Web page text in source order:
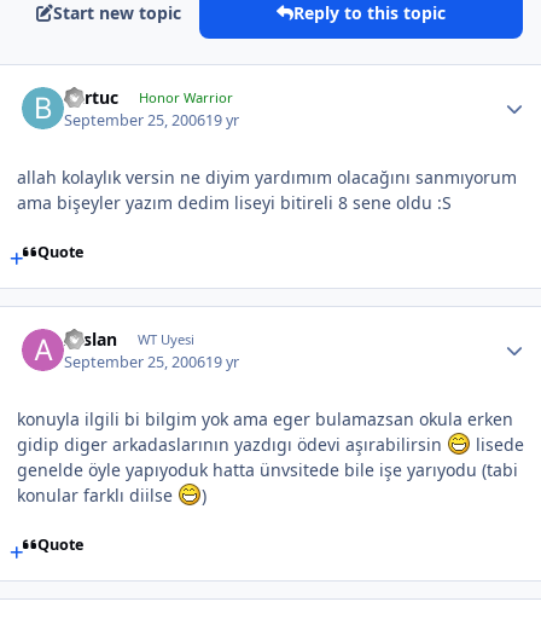
Start new topic Reply to this topic
Bartuc Honor Warrior
September 25, 200619 yr
allah kolaylık versin ne diyim yardımım olacağını sanmıyorum
ama bişeyler yazım dedim liseyi bitireli 8 sene oldu :S
Quote
Arslan WT Uyesi
September 25, 200619 yr
konuyla ilgili bi bilgim yok ama eger bulamazsan okula erken
gidip diger arkadaslarının yazdıgı ödevi aşırabilirsin
lisede
genelde öyle yapıyoduk hatta ünvsitede bile işe yarıyodu (tabi
konular farklı diilse
)
Quote